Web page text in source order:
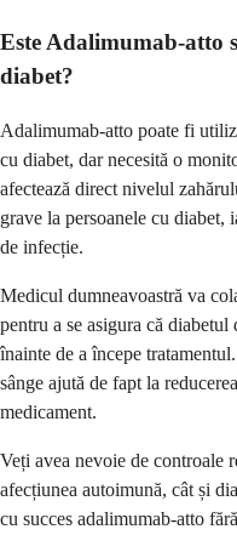
Este Adalimumab-atto
diabet?
Adalimumab-atto poate fi
cu diabet, dar necesită o
afectează direct nivelul
grave la persoanele cu diabet,
de infecție.
Medicul dumneavoastră va
pentru a se asigura că
înainte de a începe
sânge ajută de fapt la
medicament.
Veți avea nevoie de controale
afecțiunea autoimună, cât și
cu succes adalimumab-atto